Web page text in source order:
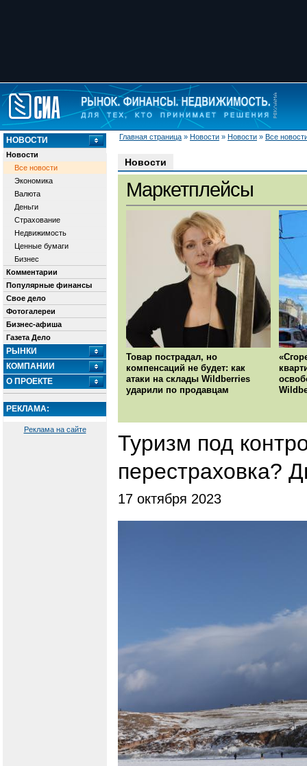
Главная страница » Новости » Новости » Все
НОВОСТИ
Новости
Все новости
Экономика
Валюта
Деньги
Страхование
Недвижимость
Ценные бумаги
Бизнес
Комментарии
Популярные финансы
Свое дело
Фотогалереи
Бизнес-афиша
Газета Дело
РЫНКИ
КОМПАНИИ
О ПРОЕКТЕ
РЕКЛАМА:
Реклама на сайте
Новости
Маркетплейсы
Товар пострадал, но
компенсаций не будет: как
атаки на склады Wildberries
ударили по продавцам
Туризм под
перестраховка?
17 октября 2023